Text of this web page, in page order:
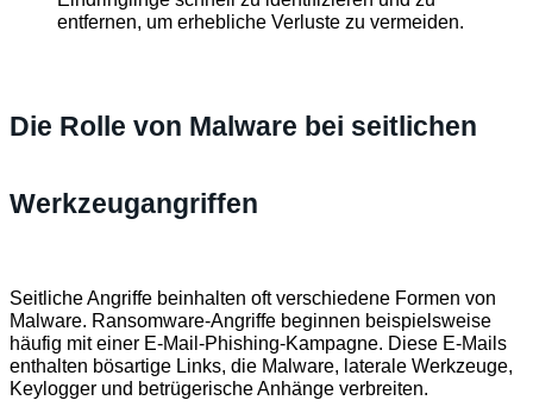
entfernen, um erhebliche Verluste zu vermeiden.
Die Rolle von Malware bei seitlichen
Werkzeugangriffen
Seitliche Angriffe beinhalten oft verschiedene Formen von
Malware. Ransomware-Angriffe beginnen beispielsweise
häufig mit einer E-Mail-Phishing-Kampagne. Diese E-Mails
enthalten bösartige Links, die Malware, laterale Werkzeuge,
Keylogger und betrügerische Anhänge verbreiten.